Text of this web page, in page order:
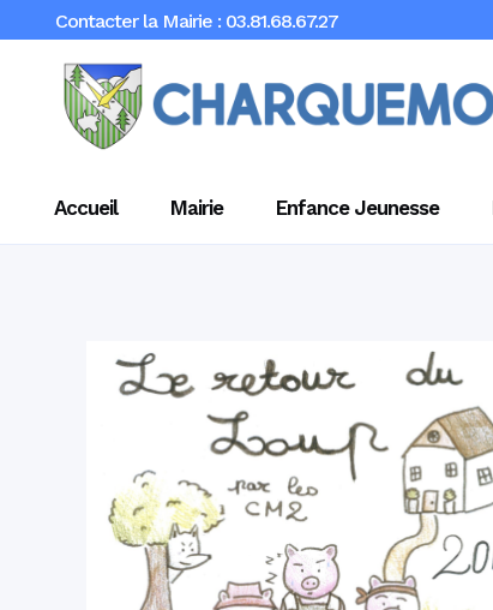
Contacter la Mairie : 03.81.68.67.27
Accueil Mairie Enfance Jeunesse